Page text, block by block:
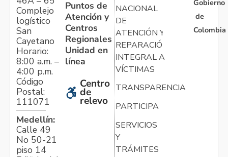
Complejo
logístico
San
Cayetano
Horario:
8:00 a.m. –
4:00 p.m.
Código
Postal:
111071
Medellín:
Calle 49
No 50-21
piso 14
Puntos de
Atención y
Centros
Regionales
Unidad en
línea
Centro
de
relevo
NACIONAL
DE
ATENCIÓN Y
REPARACIÓN
INTEGRAL A
VÍCTIMAS
TRANSPARENCIA
PARTICIPA
SERVICIOS
Y
TRÁMITES
Gobierno
de
Colombia